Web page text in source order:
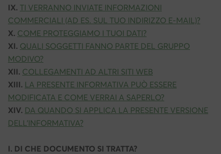
IX. TI VERRANNO INVIATE INFORMAZIONI
COMMERCIALI (AD ES. SUL TUO INDIRIZZO E-MAIL)?
X. COME PROTEGGIAMO I TUOI DATI?
XI. QUALI SOGGETTI FANNO PARTE DEL GRUPPO
MODIVO?
XII. COLLEGAMENTI AD ALTRI SITI WEB
XIII. LA PRESENTE INFORMATIVA PUÒ ESSERE
MODIFICATA E COME VERRAI A SAPERLO?
XIV. DA QUANDO SI APPLICA LA PRESENTE VERSIONE
DELL'INFORMATIVA?
I. DI CHE DOCUMENTO SI TRATTA?